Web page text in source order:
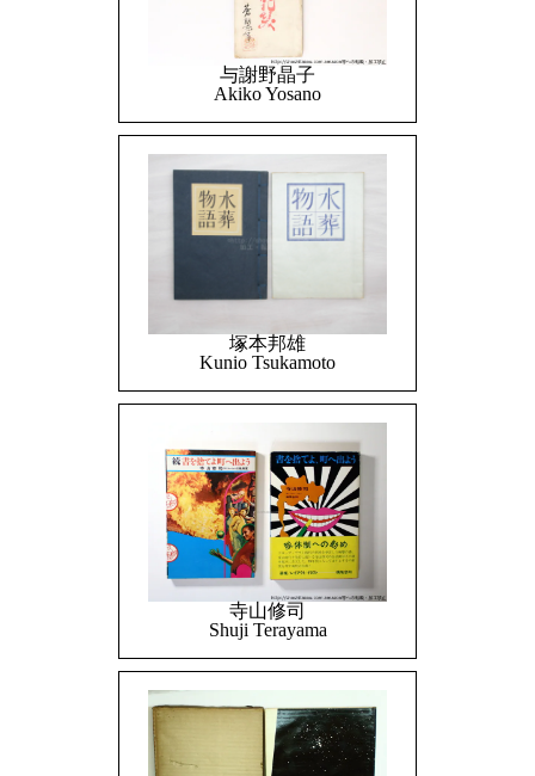
与謝野晶子
Akiko Yosano
塚本邦雄
Kunio Tsukamoto
寺山修司
Shuji Terayama